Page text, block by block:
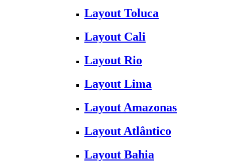
Layout Toluca
Layout Cali
Layout Rio
Layout Lima
Layout Amazonas
Layout Atlântico
Layout Bahia